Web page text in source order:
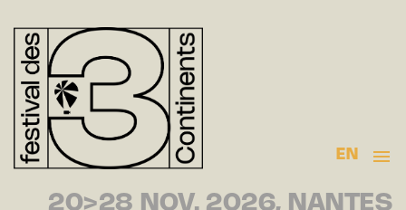
EN
20>28 NOV. 2026, NANTES